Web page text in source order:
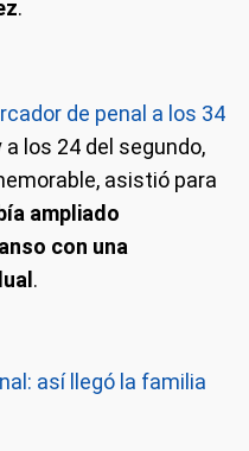
.
de penal a los 34
los 24 del segundo,
asistió para
ampliado
con una
.
así llegó la familia